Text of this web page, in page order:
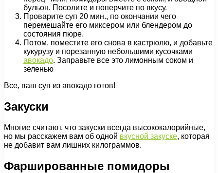
бульон. Посолите и поперчите по вкусу.
Проварите суп 20 мин., по окончании чего
перемешайте его миксером или блендером до
состояния пюре.
Потом, поместите его снова в кастрюлю, и добавьте
кукурузу и порезанную небольшими кусочками
авокадо. Заправьте все это лимонным соком и
зеленью
Все, ваш суп из авокадо готов!
Закуски
Многие считают, что закуски всегда высококалорийные,
но мы расскажем вам об одной вкусной закуске, которая
не добавит вам лишних килограммов.
Фаршированные помидоры